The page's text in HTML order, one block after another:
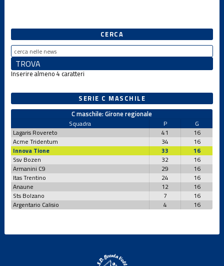
CERCA
Inserire almeno 4 caratteri
SERIE C MASCHILE
C maschile: Girone regionale
Squadra P
G
Lagaris Rovereto
41
16
Acme Tridentum
34
16
Innova Tione
33
16
Ssv Bozen
32
16
Armanini C9
29
16
Itas Trentino
24
16
Anaune
12
16
Sts Bolzano
7
16
Argentario Calisio
4 16